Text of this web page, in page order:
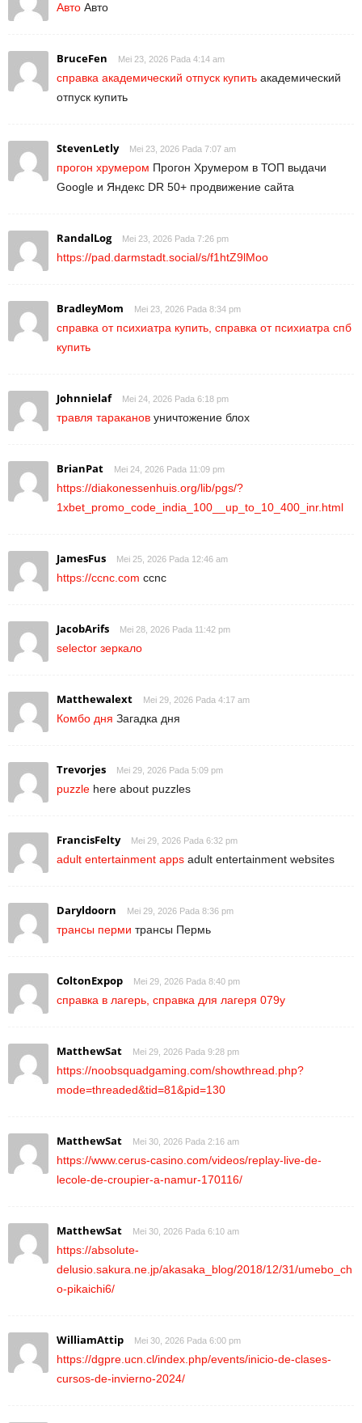
Авто Авто
BruceFen Mei 23, 2026 Pada 4:14 am
справка академический отпуск купить академический
отпуск купить
StevenLetly Mei 23, 2026 Pada 7:07 am
прогон хрумером Прогон Хрумером в ТОП выдачи
Google и Яндекс DR 50+ продвижение сайта
RandalLog Mei 23, 2026 Pada 7:26 pm
https://pad.darmstadt.social/s/f1htZ9lMoo
BradleyMom Mei 23, 2026 Pada 8:34 pm
справка от психиатра купить, справка от психиатра спб
купить
Johnnielaf Mei 24, 2026 Pada 6:18 pm
травля тараканов уничтожение блох
BrianPat Mei 24, 2026 Pada 11:09 pm
https://diakonessenhuis.org/lib/pgs/?
1xbet_promo_code_india_100__up_to_10_400_inr.html
JamesFus Mei 25, 2026 Pada 12:46 am
https://ccnc.com ccnc
JacobArifs Mei 28, 2026 Pada 11:42 pm
selector зеркало
Matthewalext Mei 29, 2026 Pada 4:17 am
Комбо дня Загадка дня
Trevorjes Mei 29, 2026 Pada 5:09 pm
puzzle here about puzzles
FrancisFelty Mei 29, 2026 Pada 6:32 pm
adult entertainment apps adult entertainment websites
Daryldoorn Mei 29, 2026 Pada 8:36 pm
трансы перми трансы Пермь
ColtonExpop Mei 29, 2026 Pada 8:40 pm
справка в лагерь, справка для лагеря 079у
MatthewSat Mei 29, 2026 Pada 9:28 pm
https://noobsquadgaming.com/showthread.php?
mode=threaded&tid=81&pid=130
MatthewSat Mei 30, 2026 Pada 2:16 am
https://www.cerus-casino.com/videos/replay-live-de-
lecole-de-croupier-a-namur-170116/
MatthewSat Mei 30, 2026 Pada 6:10 am
https://absolute-
delusio.sakura.ne.jp/akasaka_blog/2018/12/31/umebo_ch
o-pikaichi6/
WilliamAttip Mei 30, 2026 Pada 6:00 pm
https://dgpre.ucn.cl/index.php/events/inicio-de-clases-
cursos-de-invierno-2024/